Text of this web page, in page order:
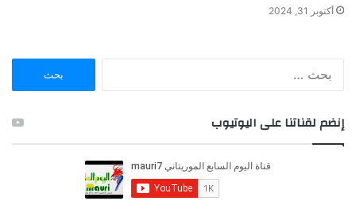
أكتوبر 31, 2024
ن
:
إنضم لقناتنا على اليوتيوب